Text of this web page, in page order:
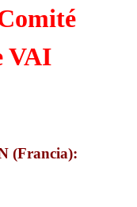
VAI
(Francia):